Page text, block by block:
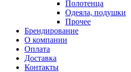
Полотенца
Одеяла, подушки
Прочее
Брендирование
О компании
Оплата
Доставка
Контакты